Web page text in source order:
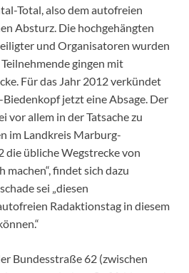
Total, also dem autofreien
Absturz. Die hochgehängten
und Organisatoren wurden
gingen mit
Für das Jahr 2012 verkündet
jetzt eine Absage. Der
vor allem in der Tatsache zu
im Landkreis Marburg-
die übliche Wegstrecke von
findet sich dazu
sei „diesen
Radaktionstag in diesem
Bundesstraße 62 (zwischen